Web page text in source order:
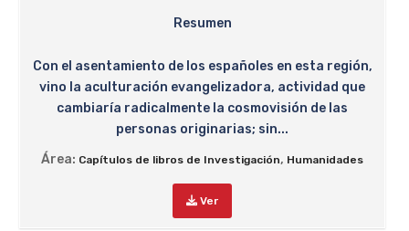
Resumen
Con el asentamiento de los españoles en esta región,
vino la aculturación evangelizadora, actividad que
cambiaría radicalmente la cosmovisión de las
personas originarias; sin...
Área: Capítulos de libros de Investigación, Humanidades
Ver